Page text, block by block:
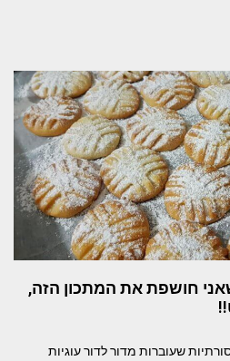
חושפת את המתכון הזה,
שעוברות מדור לדור עוגיות